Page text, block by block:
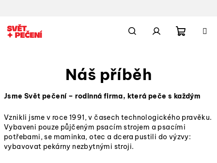
na
obsah
Náš příběh
Jsme Svět pečení – rodinná firma, která peče s každým
Vznikli jsme v roce 1991, v časech technologického pravěku.
Vybaveni pouze půjčeným psacím strojem a psacími
potřebami, se maminka, otec a dcera pustili do výzvy:
vybavovat pekárny nezbytnými stroji.